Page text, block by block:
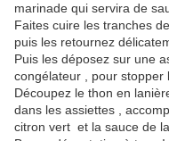
marinade qui servira de
Faites cuire les tranches
puis les retournez
Puis les déposez sur une
congélateur , pour stopper
Découpez le thon en
dans les assiettes ,
citron vert et la sauce de